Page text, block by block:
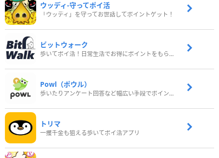
ウッディ‐守ってポイ活
「ウッディ」を守ってお世話してポイントゲット！
ビットウォーク
歩いてポイ活！日常生活でお得にポイントをもらおう
Powl（ポウル）
歩いたりアンケート回答など幅広い手段でポイントをゲット
トリマ
一攫千金も狙える歩いてポイ活アプリ